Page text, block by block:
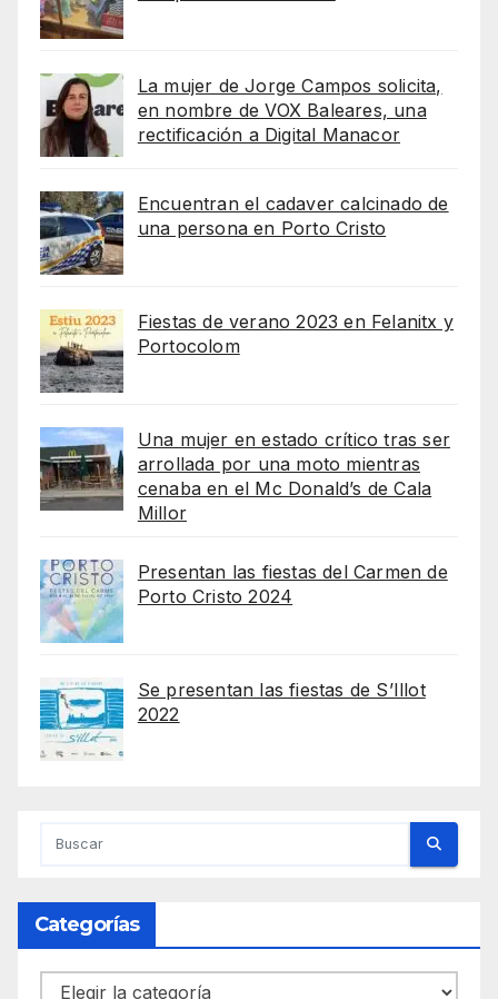
La mujer de Jorge Campos solicita,
en nombre de VOX Baleares, una
rectificación a Digital Manacor
Encuentran el cadaver calcinado de
una persona en Porto Cristo
Fiestas de verano 2023 en Felanitx y
Portocolom
Una mujer en estado crítico tras ser
arrollada por una moto mientras
cenaba en el Mc Donald’s de Cala
Millor
Presentan las fiestas del Carmen de
Porto Cristo 2024
Se presentan las fiestas de S’Illot
2022
Categorías
Categorías